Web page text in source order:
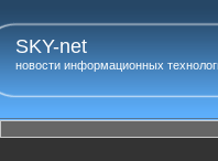
SKY-net
новости информационных